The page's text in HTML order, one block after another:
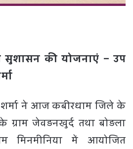
सुशासन की योजनाएं – उप
ने आज कबीरधाम जिले के
जेवड़नखुर्द तथा बोड़ला
मिनमीनिया में आयोजित